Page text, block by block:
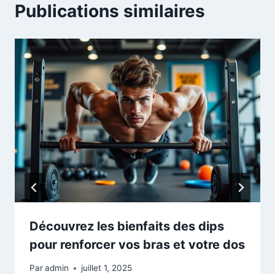
Publications similaires
Découvrez les bienfaits des dips
pour renforcer vos bras et votre dos
Paradmin juillet 1, 2025